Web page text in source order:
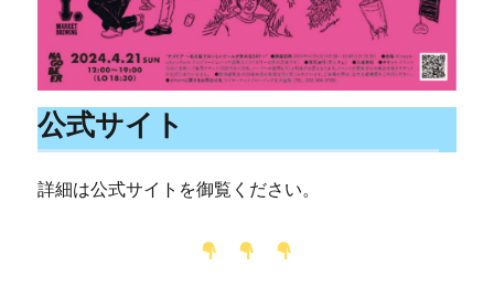
公式サイト
詳細は公式サイトを御覧ください。